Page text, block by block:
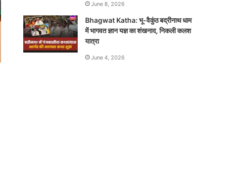
June 8, 2026
Bhagwat Katha: भू-वैकुंठ बद्रीनाथ धाम
में भागवत ज्ञान यज्ञ का शंखनाद, निकली कलश
यात्रा
June 4, 2026